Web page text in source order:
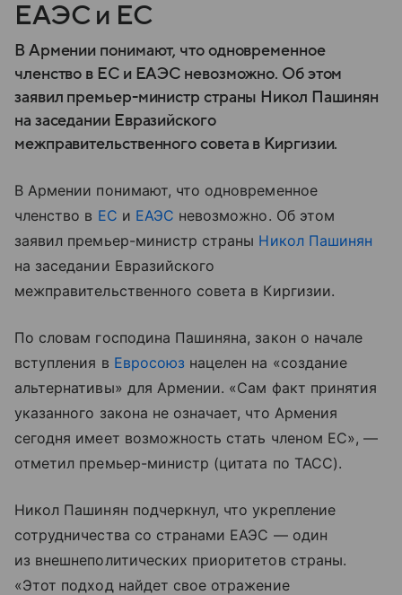
ЕАЭС и ЕС
В Армении понимают, что одновременное
членство в ЕС и ЕАЭС невозможно. Об этом
заявил премьер-министр страны Никол Пашинян
на заседании Евразийского
межправительственного совета в Киргизии.
В Армении понимают, что одновременное
членство в ЕС и ЕАЭС невозможно. Об этом
заявил премьер-министр страны Никол Пашинян
на заседании Евразийского
межправительственного совета в Киргизии.
По словам господина Пашиняна, закон о начале
вступления в Евросоюз нацелен на «создание
альтернативы» для Армении. «Сам факт принятия
указанного закона не означает, что Армения
сегодня имеет возможность стать членом ЕС», —
отметил премьер-министр (цитата по ТАСС).
Никол Пашинян подчеркнул, что укрепление
сотрудничества со странами ЕАЭС — один
из внешнеполитических приоритетов страны.
«Этот подход найдет свое отражение